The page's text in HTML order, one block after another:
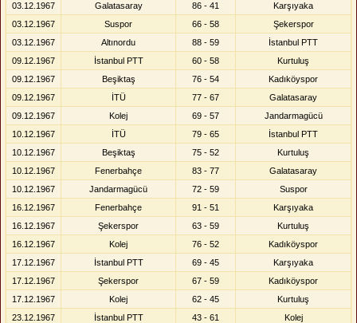
03.12.1967
Galatasaray 86 - 41
Karşıyaka
03.12.1967
Suspor 66 - 58
Şekerspor
03.12.1967
Altınordu 88 - 59
İstanbul PTT
09.12.1967
İstanbul PTT 60 - 58
Kurtuluş
09.12.1967
Beşiktaş 76 - 54
Kadıköyspor
09.12.1967
İTÜ 77 - 67
Galatasaray
09.12.1967
Kolej 69 - 57
Jandarmagücü
10.12.1967
İTÜ 79 - 65
İstanbul PTT
10.12.1967
Beşiktaş 75 - 52
Kurtuluş
10.12.1967
Fenerbahçe 83 - 77
Galatasaray
10.12.1967
Jandarmagücü 72 - 59
Suspor
16.12.1967
Fenerbahçe 91 - 51
Karşıyaka
16.12.1967
Şekerspor 63 - 59
Kurtuluş
16.12.1967
Kolej 76 - 52
Kadıköyspor
17.12.1967
İstanbul PTT 69 - 45
Karşıyaka
17.12.1967
Şekerspor 67 - 59
Kadıköyspor
17.12.1967
Kolej 62 - 45
Kurtuluş
23.12.1967
İstanbul PTT 43 - 61
Kolej